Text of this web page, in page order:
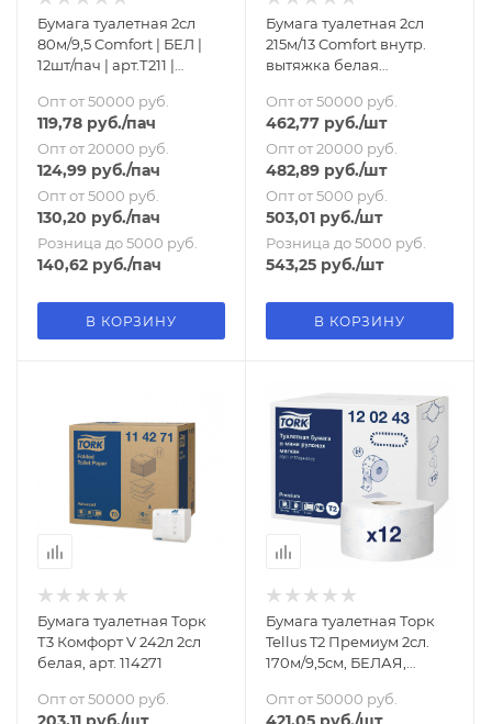
Бумага туалетная 2сл
80м/9,5 Comfort | БЕЛ |
12шт/пач | арт.Т211 |
Опт от 50000 руб.
119,78 руб./пач
Опт от 20000 руб.
124,99 руб./пач
Опт от 5000 руб.
130,20 руб./пач
Розница до 5000 руб.
140,62 руб./пач
В КОРЗИНУ
Бумага туалетная 2сл
215м/13 Comfort внутр.
вытяжка белая
Опт от 50000 руб.
462,77 руб./шт
Опт от 20000 руб.
482,89 руб./шт
Опт от 5000 руб.
503,01 руб./шт
Розница до 5000 руб.
543,25 руб./шт
В КОРЗИНУ
Бумага туалетная Торк
Т3 Комфорт V 242л 2сл
белая, арт. 114271
Опт от 50000 руб.
Бумага туалетная Торк
Tellus T2 Премиум 2сл.
170м/9,5см, БЕЛАЯ,
Опт от 50000 руб.